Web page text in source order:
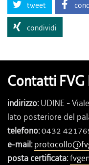
tweet
condividi
Contatti FVG
indirizzo:UDINE -
lato posteriore del
telefono:0432
e-mail:
posta certificata: